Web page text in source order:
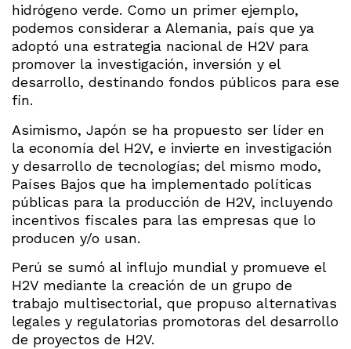
hidrógeno verde. Como un primer ejemplo,
podemos considerar a Alemania, país que ya
adoptó una estrategia nacional de H2V para
promover la investigación, inversión y el
desarrollo, destinando fondos públicos para ese
fin.
Asimismo, Japón se ha propuesto ser líder en
la economía del H2V, e invierte en investigación
y desarrollo de tecnologías; del mismo modo,
Países Bajos que ha implementado políticas
públicas para la producción de H2V, incluyendo
incentivos fiscales para las empresas que lo
producen y/o usan.
Perú se sumó al influjo mundial y promueve el
H2V mediante la creación de un grupo de
trabajo multisectorial, que propuso alternativas
legales y regulatorias promotoras del desarrollo
de proyectos de H2V.